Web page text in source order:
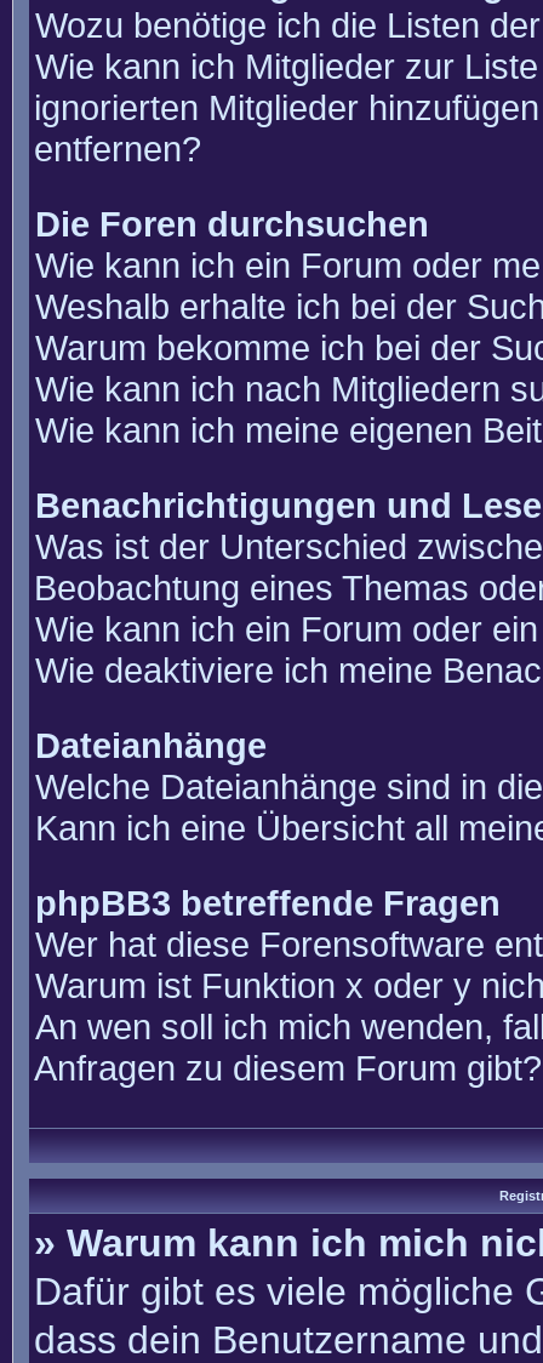
Wozu benötige ich die Listen
Wie kann ich Mitglieder zur
ignorierten Mitglieder
entfernen?
Die Foren durchsuchen
Wie kann ich ein Forum oder
Weshalb erhalte ich bei der
Warum bekomme ich bei der
Wie kann ich nach Mitgliedern
Wie kann ich meine eigenen
Benachrichtigungen und
Was ist der Unterschied
Beobachtung eines Themas
Wie kann ich ein Forum oder
Wie deaktiviere ich meine
Dateianhänge
Welche Dateianhänge sind in
Kann ich eine Übersicht all
phpBB3 betreffende Fragen
Wer hat diese Forensoftware
Warum ist Funktion x oder y
An wen soll ich mich wenden,
Anfragen zu diesem Forum gibt?
» Warum kann ich mich
Dafür gibt es viele mögliche
dass dein Benutzername